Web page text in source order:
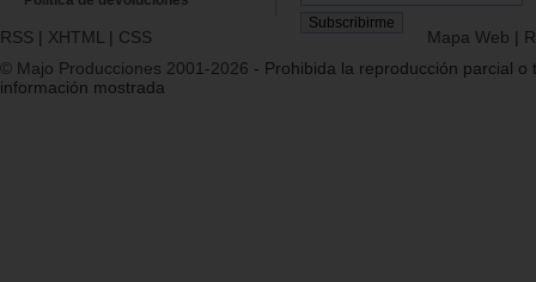
RSS | XHTML | CSS Mapa Web |
© Majo Producciones 2001-2026 - Prohibida la reproducción parcial o
información mostrada